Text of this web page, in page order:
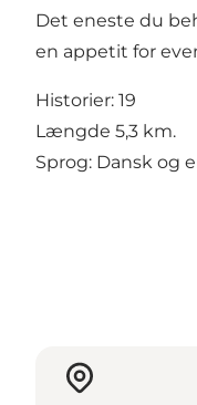
Det eneste du
en appetit for
Historier: 19
Længde 5,3 km.
Sprog: Dansk og